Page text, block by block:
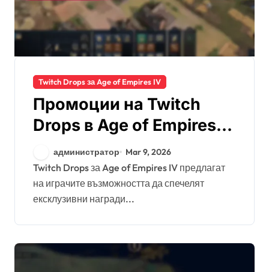
Twitch Drops за Age of Empires IV
Промоции на Twitch
Drops в Age of Empires
IV: Специални събития,
Ограничени оферти,
Ангажираност на
общността
администратор Mar 9, 2026
Twitch Drops за Age of Empires IV предлагат
на играчите възможността да спечелят
ексклузивни награди...